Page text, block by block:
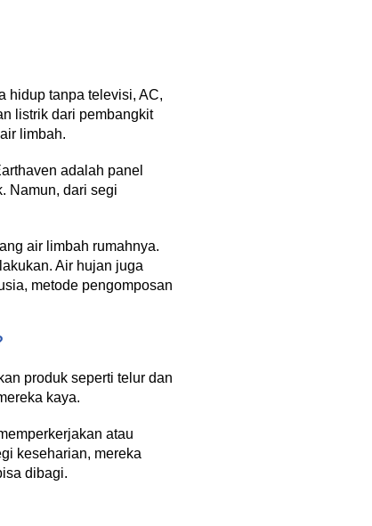
hidup tanpa televisi, AC,
listrik dari pembangkit
limbah.
adalah panel
Namun, dari segi
air limbah rumahnya.
Air hujan juga
metode pengomposan
produk seperti telur dan
kaya.
atau
keseharian, mereka
dibagi.